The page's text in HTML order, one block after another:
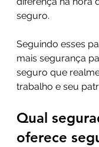
seguro.
Seguindo esses
mais segurança
seguro que
trabalho e seu
Qual
oferece